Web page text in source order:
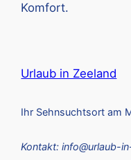
Komfort.
Urlaub in Zeeland
Ihr Sehnsuchtsort am
Kontakt: info@urlaub-